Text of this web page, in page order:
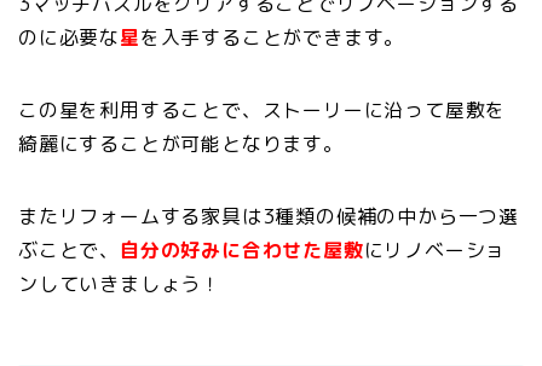
のに必要な星を入手することができます。
この星を利用することで、ストーリーに沿って屋敷を
綺麗にすることが可能となります。
またリフォームする家具は3種類の候補の中から一つ選
ぶことで、 自分の好みに合わせた屋敷にリノベーショ
ンしていきましょう！